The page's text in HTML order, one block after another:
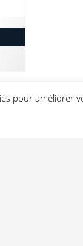
pour améliorer